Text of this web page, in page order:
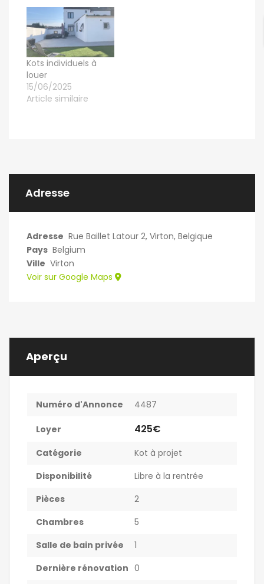
Kots individuels à
louer
15/06/2025
Article similaire
Adresse
Adresse Rue Baillet Latour 2, Virton, Belgique
Pays Belgium
Ville Virton
Voir sur Google Maps
Aperçu
Numéro d'Annonce 4487
Loyer 425€
Catégorie
Kot à projet
Disponibilité
Libre à la rentrée
Pièces
2
Chambres
5
Salle de bain privée
1
Dernière rénovation 0